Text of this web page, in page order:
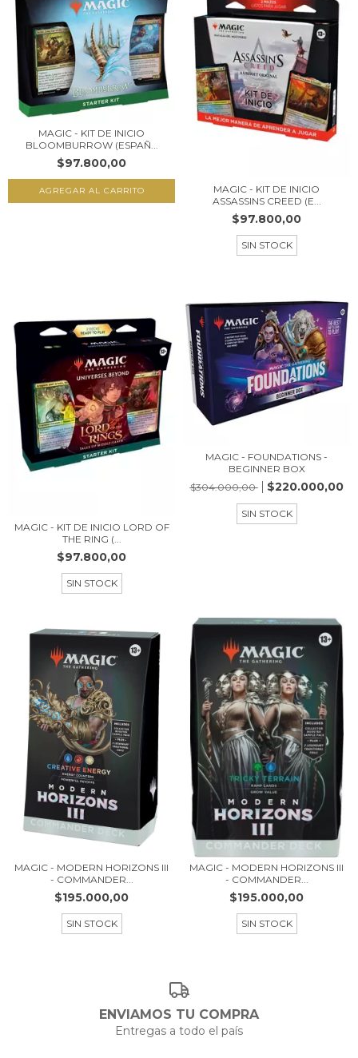
MAGIC - KIT DE INICIO
BLOOMBURROW (ESPAÑ...
$97.800,00
MAGIC - KIT DE INICIO
ASSASSINS CREED (E...
$97.800,00
SIN STOCK
MAGIC - KIT DE INICIO LORD OF
THE RING (...
$97.800,00
SIN STOCK
MAGIC - FOUNDATIONS -
BEGINNER BOX
$304.000,00
$220.000,00
SIN STOCK
MAGIC - MODERN HORIZONS III
- COMMANDER...
$195.000,00
SIN STOCK
MAGIC - MODERN HORIZONS III
- COMMANDER...
$195.000,00
SIN STOCK
ENVIAMOS TU COMPRA
Entregas a todo el país